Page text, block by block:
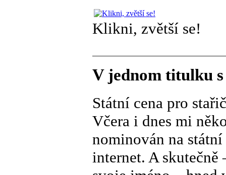
Klikni, zvětší se!
V jednom titulku
Státní cena pro
Včera i dnes mi
nominován na
internet. A